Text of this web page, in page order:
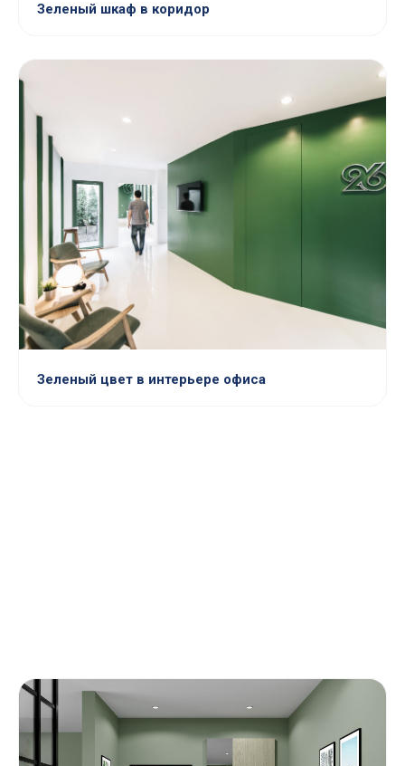
Зеленый шкаф в коридор
Зеленый цвет в интерьере офиса